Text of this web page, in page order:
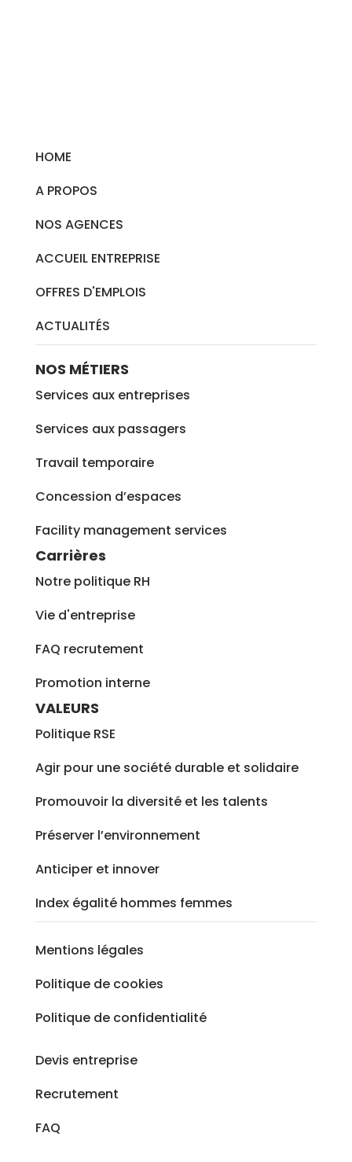
HOME
A PROPOS
NOS AGENCES
ACCUEIL ENTREPRISE
OFFRES D'EMPLOIS
ACTUALITÉS
NOS MÉTIERS
Services aux entreprises
Services aux passagers
Travail temporaire
Concession d’espaces
Facility management services
Carrières
Notre politique RH
Vie d'entreprise
FAQ recrutement
Promotion interne
VALEURS
Politique RSE
Agir pour une société durable et solidaire
Promouvoir la diversité et les talents
Préserver l’environnement
Anticiper et innover
Index égalité hommes femmes
Mentions légales
Politique de cookies
Politique de confidentialité
Devis entreprise
Recrutement
FAQ